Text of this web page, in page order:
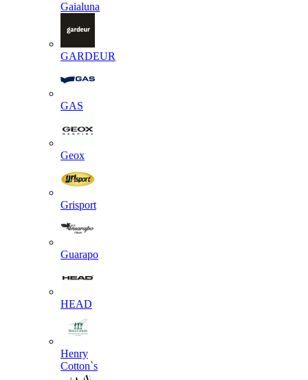
Gaialuna
GARDEUR
GAS
Geox
Grisport
Guarapo
HEAD
Henry
Cotton`s